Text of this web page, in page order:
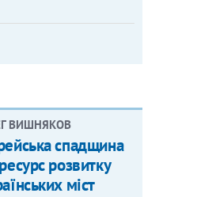
ВИШНЯКОВ
спадщина
розвитку
міст